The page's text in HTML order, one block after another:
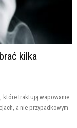
kilka
które traktują wapowanie
a nie przypadkowym